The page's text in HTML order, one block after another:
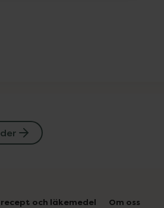
recept och läkemedel Om oss